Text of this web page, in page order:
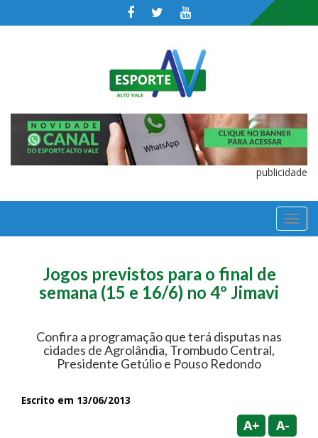
publicidade
Jogos previstos para o final de
semana (15 e 16/6) no 4º Jimavi
Confira a programação que terá disputas nas
cidades de Agrolândia, Trombudo Central,
Presidente Getúlio e Pouso Redondo
Escrito em 13/06/2013
A+ A-